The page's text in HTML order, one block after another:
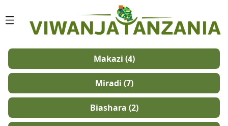
NYUMBANI
KUHUSU
SISI
HUDUMA
Makazi (4)
Miradi (7)
Biashara (2)